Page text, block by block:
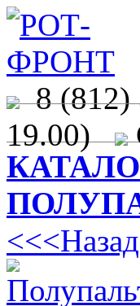
8 (812)
19.00)
<<<Назад